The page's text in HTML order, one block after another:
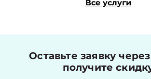
Все услуги
Оставьте заявку
получите